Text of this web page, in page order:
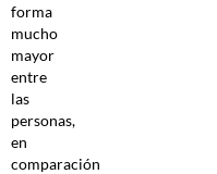
forma
mucho
mayor
entre
las
personas,
en
comparación